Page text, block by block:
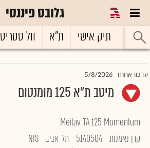
גלובס פיננסי
ראשי תיק אישי ת"א וול סטריט
עדכון אחרון 5/8/2026
מיטב ת"א 125 מומנטום
Meitav TA 125 Momentum
קרן נאמנות 5140504 תל-אביב NIS